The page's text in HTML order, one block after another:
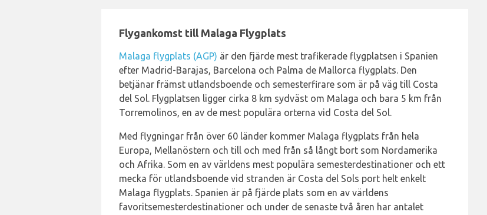
Flygankomst till Malaga Flygplats
Malaga flygplats (AGP) är den fjärde mest trafikerade flygplatsen i Spanien
efter Madrid-Barajas, Barcelona och Palma de Mallorca flygplats. Den
betjänar främst utlandsboende och semesterfirare som är på väg till Costa
del Sol. Flygplatsen ligger cirka 8 km sydväst om Malaga och bara 5 km från
Torremolinos, en av de mest populära orterna vid Costa del Sol.
Med flygningar från över 60 länder kommer Malaga flygplats från hela
Europa, Mellanöstern och till och med från så långt bort som Nordamerika
och Afrika. Som en av världens mest populära semesterdestinationer och ett
mecka för utlandsboende vid stranden är Costa del Sols port helt enkelt
Malaga flygplats. Spanien är på fjärde plats som en av världens
favoritsemesterdestinationer och under de senaste två åren har antalet